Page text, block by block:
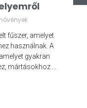
fűszer, amelyet
használnak. A
gyakran
mártásokhoz …